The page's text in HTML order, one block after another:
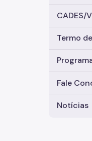
CADES/
Termo
Fale
Notícias